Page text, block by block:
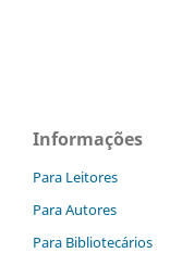
Informações
Para Leitores
Para Autores
Para Bibliotecários